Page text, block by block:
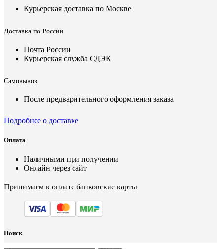
Курьерская доставка по Москве
Доставка по России
Почта России
Курьерская служба СДЭК
Самовывоз
После предварительного оформления заказа
Подробнее о доставке
Оплата
Наличными при получении
Онлайн через сайт
Принимаем к оплате банковские карты
Поиск